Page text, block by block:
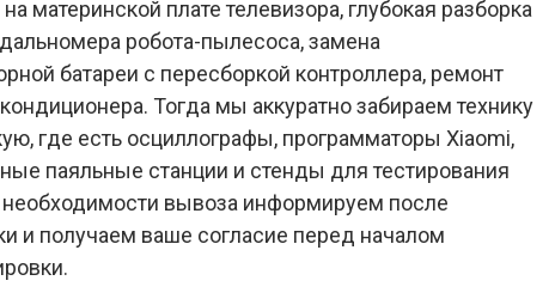
материнской плате телевизора, глубокая разборка
робота-пылесоса, замена
батареи с пересборкой контроллера, ремонт
Тогда мы аккуратно забираем технику
где есть осциллографы, программаторы Xiaomi,
паяльные станции и стенды для тестирования
необходимости вывоза информируем после
и получаем ваше согласие перед началом